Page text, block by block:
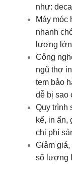
như:
Máy móc
nhanh
lượng
Công
ngũ thợ
tem bảo
dễ bị sao
Quy trình
kế, in ấn,
chi phí
Giảm
số lượng